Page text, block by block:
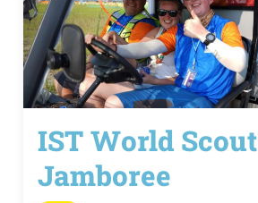
IST World Scout
Jamboree